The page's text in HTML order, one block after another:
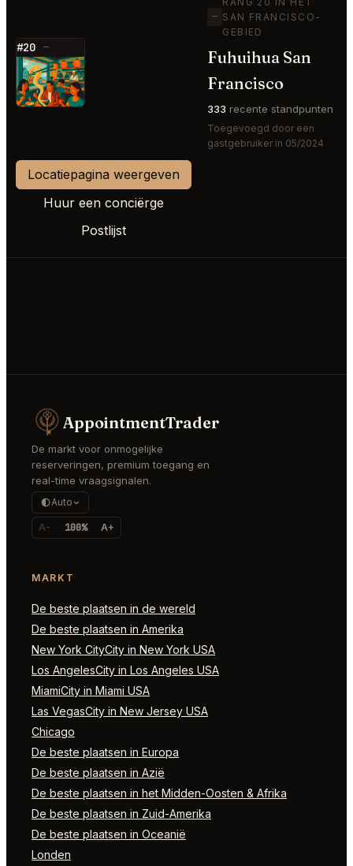
#20 —
⭐
— SAN FRANCISCO-
GEBIED
Fuhuihua San
Francisco
333 recente standpunten
Toegevoegd door een
gastgebruiker in 05/2024
Locatiepagina weergeven
Huur een conciërge
Postlijst
AppointmentTrader
De markt voor onmogelijke
reserveringen, premium toegang en
real-time vraagsignalen.
Auto
A- 100% A+
MARKT
De beste plaatsen in de wereld
De beste plaatsen in Amerika
New York CityCity in New York USA
Los AngelesCity in Los Angeles USA
MiamiCity in Miami USA
Las VegasCity in New Jersey USA
Chicago
De beste plaatsen in Europa
De beste plaatsen in Azië
De beste plaatsen in het Midden-Oosten & Afrika
De beste plaatsen in Zuid-Amerika
De beste plaatsen in Oceanië
Londen